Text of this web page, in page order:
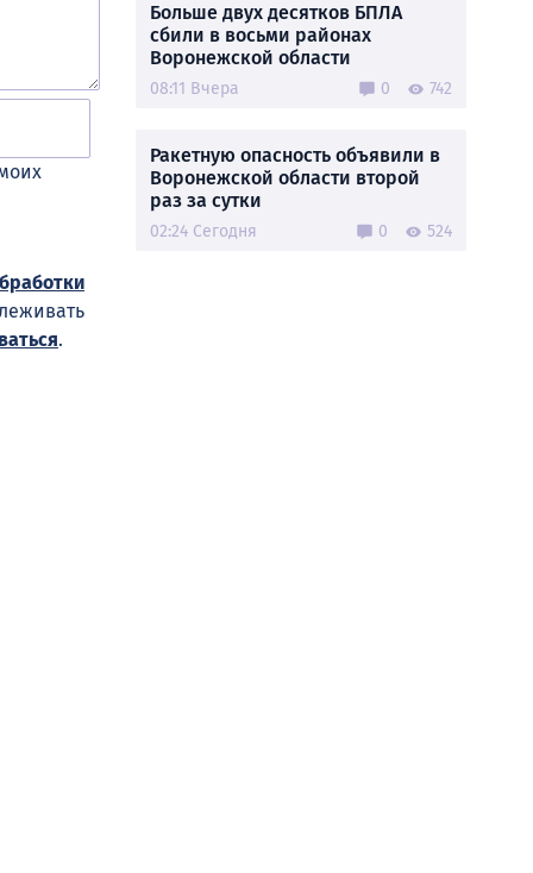
.
Больше двух десятков БПЛА
сбили в восьми районах
Воронежской области
08:11 Вчера 0 742
Ракетную опасность объявили в
Воронежской области второй
раз за сутки
02:24 Сегодня 0 524